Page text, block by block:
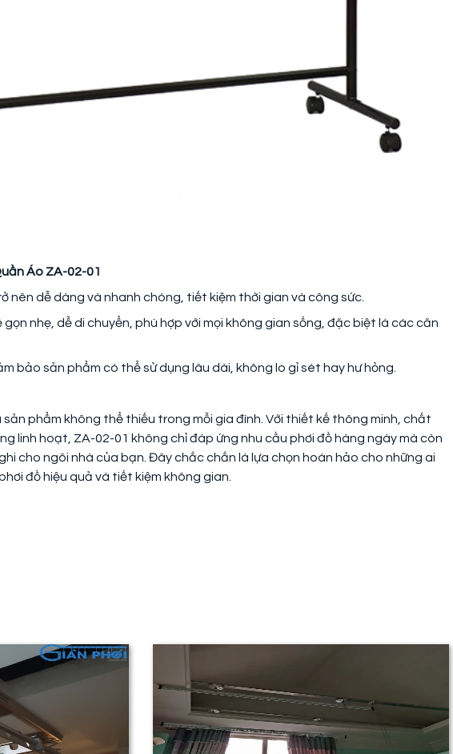
Áo ZA-02-01
nên dễ dàng và nhanh chóng, tiết kiệm thời gian và công sức.
gọn nhẹ, dễ di chuyển, phù hợp với mọi không gian sống, đặc biệt là các căn
bảo sản phẩm có thể sử dụng lâu dài, không lo gỉ sét hay hư hỏng.
phẩm không thể thiếu trong mỗi gia đình. Với thiết kế thông minh, chất
linh hoạt, ZA-02-01 không chỉ đáp ứng nhu cầu phơi đồ hàng ngày mà còn
cho ngôi nhà của bạn. Đây chắc chắn là lựa chọn hoàn hảo cho những ai
đồ hiệu quả và tiết kiệm không gian.